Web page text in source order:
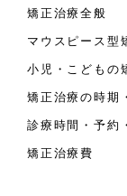
矯正治療全般
マウスピース型
小児・こどもの
矯正治療の時期
診療時間・予約
矯正治療費